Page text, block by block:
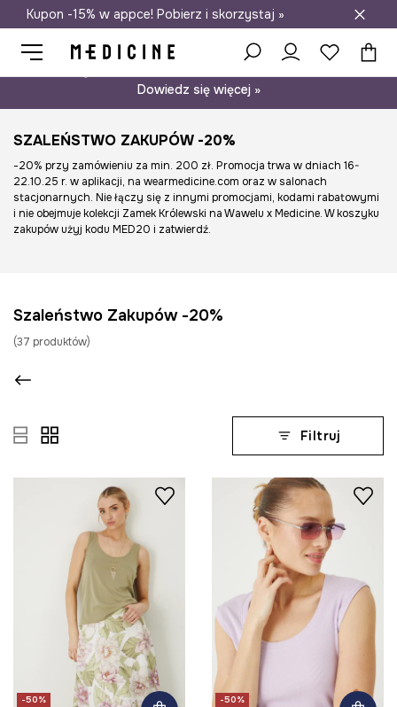
Darmowa dostawa do salonów
Kupon -15% w appce! Pobierz i skorzystaj »
Dowiedz się więcej »
SZALEŃSTWO ZAKUPÓW -20%
-20% przy zamówieniu za min. 200 zł. Promocja trwa w dniach 16-
22.10.25 r. w aplikacji, na wearmedicine.com oraz w salonach
stacjonarnych. Nie łączy się z innymi promocjami, kodami rabatowymi
i nie obejmuje kolekcji Zamek Królewski na Wawelu x Medicine. W koszyku
zakupów użyj kodu MED20 i zatwierdź.
Szaleństwo Zakupów -20%
(37 produktów)
Filtruj
-50%
-50%